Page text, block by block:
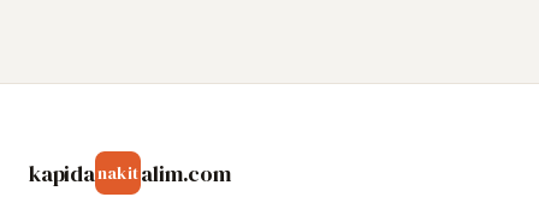
kapidanakitalim.com